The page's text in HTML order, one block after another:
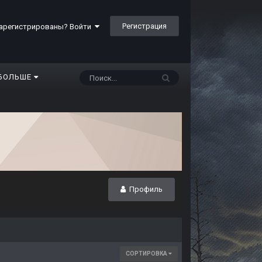
Войти Регистрация
Профиль
СОРТИРОВКА